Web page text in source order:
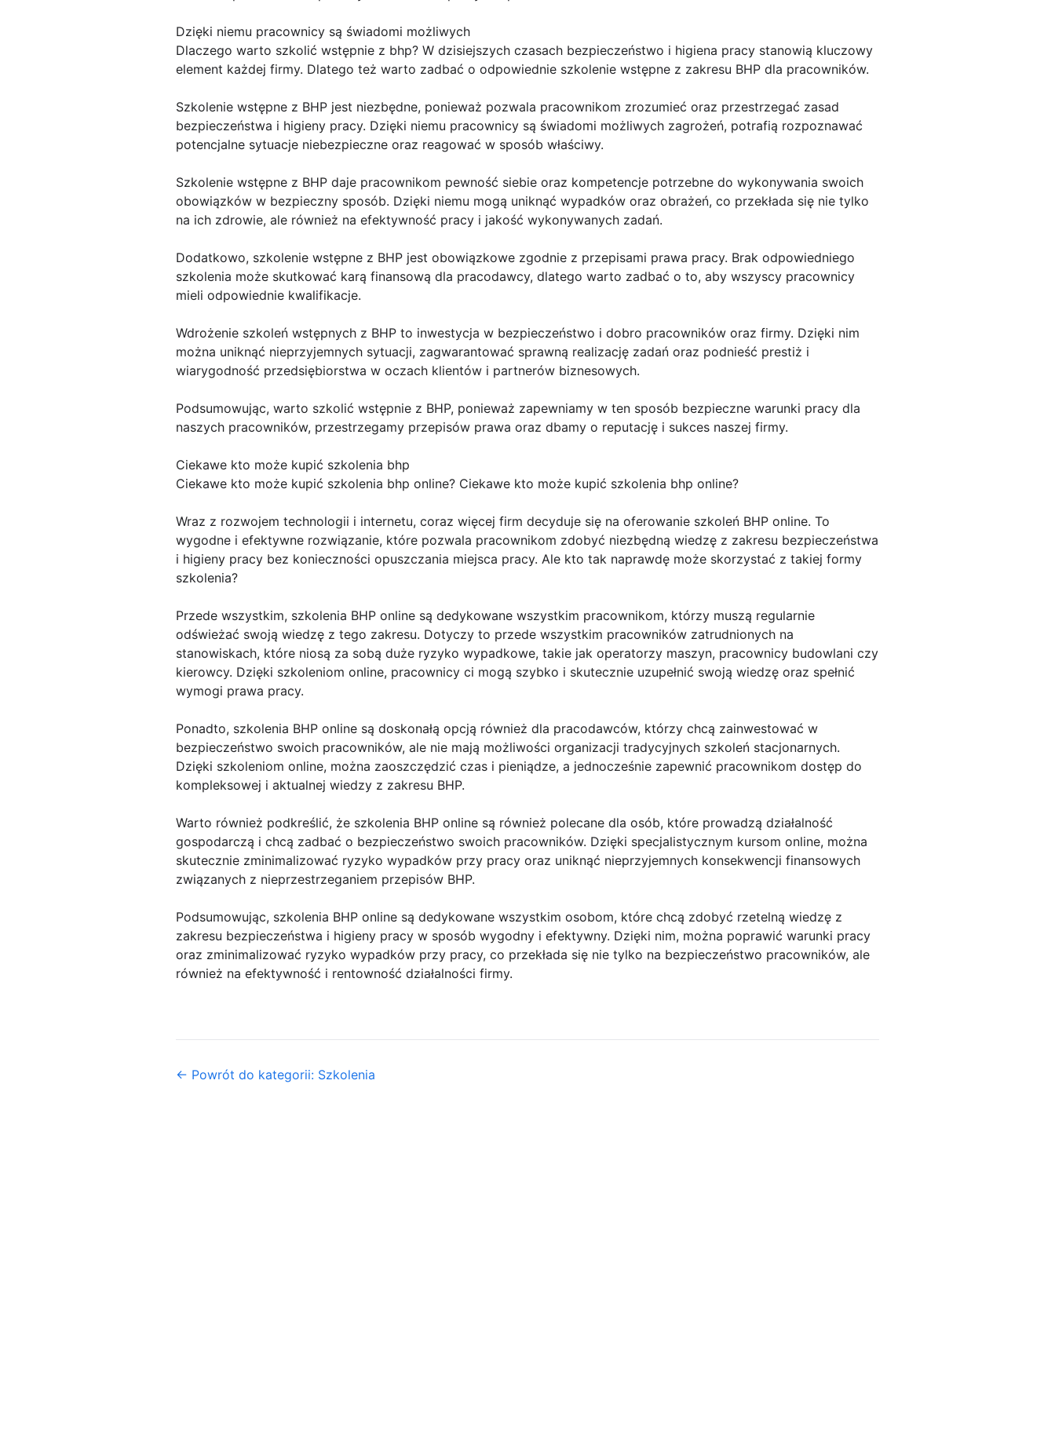
Dzięki niemu pracownicy są świadomi możliwych
Dlaczego warto szkolić wstępnie z bhp? W dzisiejszych czasach bezpieczeństwo i higiena pracy stanowią kluczowy
element każdej firmy. Dlatego też warto zadbać o odpowiednie szkolenie wstępne z zakresu BHP dla pracowników.
Szkolenie wstępne z BHP jest niezbędne, ponieważ pozwala pracownikom zrozumieć oraz przestrzegać zasad
bezpieczeństwa i higieny pracy. Dzięki niemu pracownicy są świadomi możliwych zagrożeń, potrafią rozpoznawać
potencjalne sytuacje niebezpieczne oraz reagować w sposób właściwy.
Szkolenie wstępne z BHP daje pracownikom pewność siebie oraz kompetencje potrzebne do wykonywania swoich
obowiązków w bezpieczny sposób. Dzięki niemu mogą uniknąć wypadków oraz obrażeń, co przekłada się nie tylko
na ich zdrowie, ale również na efektywność pracy i jakość wykonywanych zadań.
Dodatkowo, szkolenie wstępne z BHP jest obowiązkowe zgodnie z przepisami prawa pracy. Brak odpowiedniego
szkolenia może skutkować karą finansową dla pracodawcy, dlatego warto zadbać o to, aby wszyscy pracownicy
mieli odpowiednie kwalifikacje.
Wdrożenie szkoleń wstępnych z BHP to inwestycja w bezpieczeństwo i dobro pracowników oraz firmy. Dzięki nim
można uniknąć nieprzyjemnych sytuacji, zagwarantować sprawną realizację zadań oraz podnieść prestiż i
wiarygodność przedsiębiorstwa w oczach klientów i partnerów biznesowych.
Podsumowując, warto szkolić wstępnie z BHP, ponieważ zapewniamy w ten sposób bezpieczne warunki pracy dla
naszych pracowników, przestrzegamy przepisów prawa oraz dbamy o reputację i sukces naszej firmy.
Ciekawe kto może kupić szkolenia bhp
Ciekawe kto może kupić szkolenia bhp online? Ciekawe kto może kupić szkolenia bhp online?
Wraz z rozwojem technologii i internetu, coraz więcej firm decyduje się na oferowanie szkoleń BHP online. To
wygodne i efektywne rozwiązanie, które pozwala pracownikom zdobyć niezbędną wiedzę z zakresu bezpieczeństwa
i higieny pracy bez konieczności opuszczania miejsca pracy. Ale kto tak naprawdę może skorzystać z takiej formy
szkolenia?
Przede wszystkim, szkolenia BHP online są dedykowane wszystkim pracownikom, którzy muszą regularnie
odświeżać swoją wiedzę z tego zakresu. Dotyczy to przede wszystkim pracowników zatrudnionych na
stanowiskach, które niosą za sobą duże ryzyko wypadkowe, takie jak operatorzy maszyn, pracownicy budowlani czy
kierowcy. Dzięki szkoleniom online, pracownicy ci mogą szybko i skutecznie uzupełnić swoją wiedzę oraz spełnić
wymogi prawa pracy.
Ponadto, szkolenia BHP online są doskonałą opcją również dla pracodawców, którzy chcą zainwestować w
bezpieczeństwo swoich pracowników, ale nie mają możliwości organizacji tradycyjnych szkoleń stacjonarnych.
Dzięki szkoleniom online, można zaoszczędzić czas i pieniądze, a jednocześnie zapewnić pracownikom dostęp do
kompleksowej i aktualnej wiedzy z zakresu BHP.
Warto również podkreślić, że szkolenia BHP online są również polecane dla osób, które prowadzą działalność
gospodarczą i chcą zadbać o bezpieczeństwo swoich pracowników. Dzięki specjalistycznym kursom online, można
skutecznie zminimalizować ryzyko wypadków przy pracy oraz uniknąć nieprzyjemnych konsekwencji finansowych
związanych z nieprzestrzeganiem przepisów BHP.
Podsumowując, szkolenia BHP online są dedykowane wszystkim osobom, które chcą zdobyć rzetelną wiedzę z
zakresu bezpieczeństwa i higieny pracy w sposób wygodny i efektywny. Dzięki nim, można poprawić warunki pracy
oraz zminimalizować ryzyko wypadków przy pracy, co przekłada się nie tylko na bezpieczeństwo pracowników, ale
również na efektywność i rentowność działalności firmy.
← Powrót do kategorii: Szkolenia